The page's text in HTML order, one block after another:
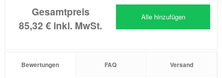
Gesamtpreis
85,32 € inkl. MwSt.
Alle hinzufügen
Bewertungen FAQ Versand